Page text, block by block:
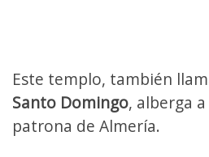
Este templo, también
Santo Domingo, alberga
patrona de Almería.